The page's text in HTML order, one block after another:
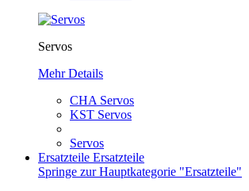
Servos
Mehr Details
CHA Servos
KST Servos
Servos
Ersatzteile Ersatzteile
Springe zur Hauptkategorie "Ersatzteile"